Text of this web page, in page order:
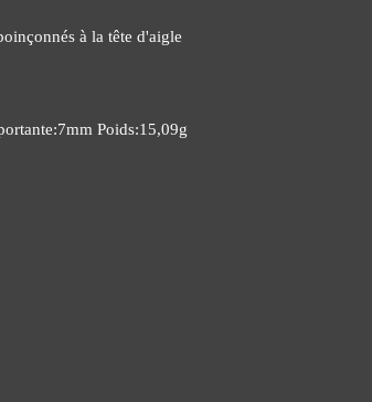
à la tête d'aigle
Poids:15,09g